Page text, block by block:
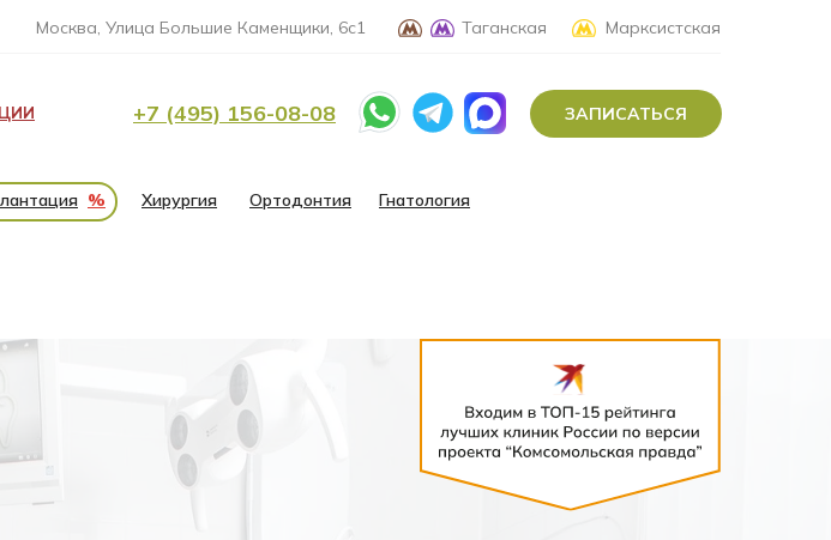
+7 (495) 156-08-08 ЗАПИСАТЬСЯ
Марксистская
Таганская
Москва, Улица Большие Каменщики, 6с1
Хирургия Гнатология
Ортодонтия
%